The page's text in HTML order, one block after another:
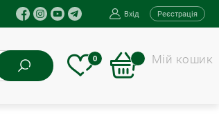
Вхід Реєстрація
0 Мій кошик